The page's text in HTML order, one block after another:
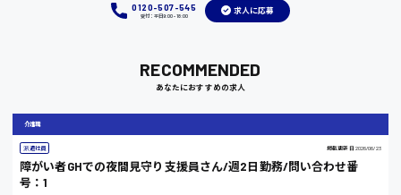
大阪府
時給1100円～
0120-507-545
受付：平日9:00 - 18:00
求人に応募
RECOMMENDED
あなたにおすすめの求人
介護職
派遣社員 掲載更新日 2026/06/23
障がい者GHでの夜間見守り支援員さん/週2日勤務/問い合わせ番
号：1